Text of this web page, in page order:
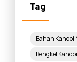
Tag
Bahan Kanopi
Bengkel